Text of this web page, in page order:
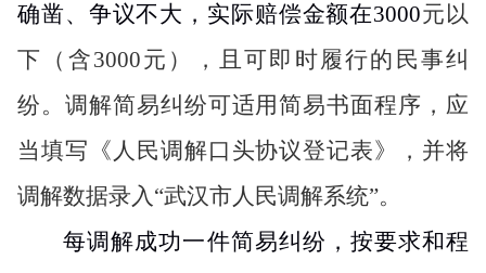
确凿、争议不大，实际赔偿金额在3000元以
下（含3000元），且可即时履行的民事纠
纷。调解简易纠纷可适用简易书面程序，应
当填写《人民调解口头协议登记表》，并将
调解数据录入“武汉市人民调解系统”。
每调解成功一件简易纠纷，按要求和程